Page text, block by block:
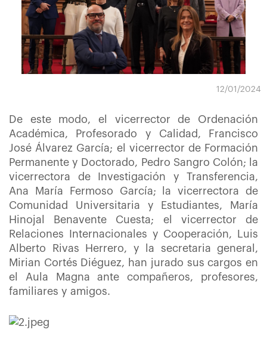
12/01/2024
De este modo, el vicerrector de Ordenación
Académica, Profesorado y Calidad, Francisco
José Álvarez García; el vicerrector de Formación
Permanente y Doctorado, Pedro Sangro Colón; la
vicerrectora de Investigación y Transferencia,
Ana María Fermoso García; la vicerrectora de
Comunidad Universitaria y Estudiantes, María
Hinojal Benavente Cuesta; el vicerrector de
Relaciones Internacionales y Cooperación, Luis
Alberto Rivas Herrero, y la secretaria general,
Mirian Cortés Diéguez, han jurado sus cargos en
el Aula Magna ante compañeros, profesores,
familiares y amigos.